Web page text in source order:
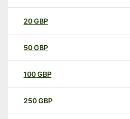
20GBP
50GBP
100GBP
250GBP